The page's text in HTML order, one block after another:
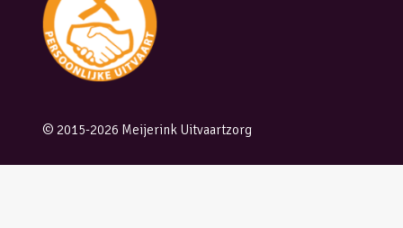
© 2015-2026 Meijerink Uitvaartzorg